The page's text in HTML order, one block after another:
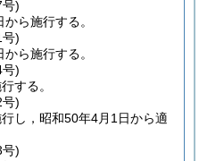
)
ら施行する。
)
ら施行する。
)
する。
)
し，昭和50年4月1日から適
)